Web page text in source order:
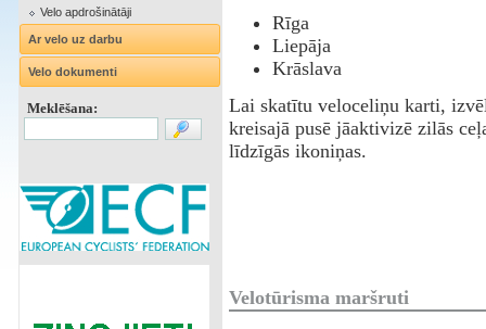
Velo apdrošinātāji
Ar velo uz darbu
Velo dokumenti
Meklēšana:
Rīga
Liepāja
Krāslava
Lai skatītu veloceliņu karti,
kreisajā pusē jāaktivizē zilās
līdzīgās ikoniņas.
Velotūrisma maršruti